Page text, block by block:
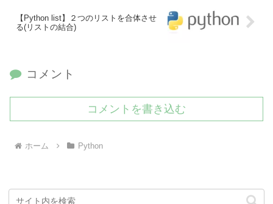
【Python list】２つのリストを合体させ
る(リストの結合)
コメント
コメントを書き込む
ホーム Python